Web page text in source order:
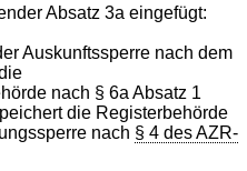
Absatz 3a eingefügt:
Auskunftssperre nach dem
nach § 6a Absatz 1
die Registerbehörde
nach § 4 des AZR-